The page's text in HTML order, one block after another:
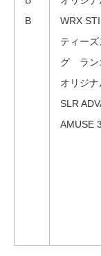
B
WRX STI
ティー
グ ラン
オリジ
SLR
AMUSE